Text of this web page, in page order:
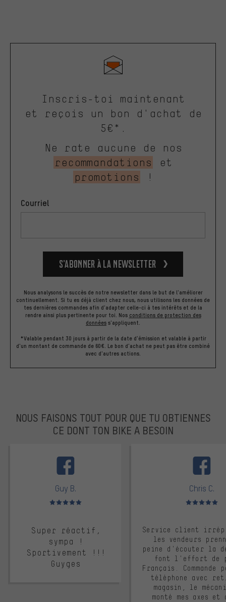
Inscris-toi maintenant
et reçois un bon d'achat de
5€*.
Ne rate aucune de nos
recommandations
et
promotions
!
Courriel
S’abonner à la newsletter
Nous analysons le succès de notre newsletter dans le but de l'améliorer
continuellement. Si tu es déjà client chez nous, nous utilisons les données de
tes dernières commandes afin d'adapter celle-ci à tes intérêts et de la
rendre ainsi plus pertinente pour toi. Nos conditions de protection des
données s'appliquent.
*Valable pendant 30 jours à partir de la date d'émission et valable à partir
d'un montant de commande de 60€. Le bon d'achat ne peut pas être combiné
avec d'autres actions.
NOUS FAISONS TOUT POUR QUE TU OBTIENNES
CE DONT TON BIKE A BESOIN
Guy B.
Note moyenne : 5 sur 5
Super réactif,
sympa !
Sportivement !!!
Guyges
Chris C.
Note moyenne :
Service client
les vendeurs
peine d'écouter la
font l'effort de
Français. Commande
téléphone avec
magasin, le
monté mes axes et